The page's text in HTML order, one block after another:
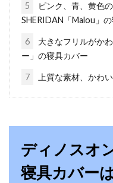
は
5
ピンク、青、黄色
SHERIDAN「Malou」
6
大きなフリルがか
ー」の寝具カバー
7 上質な素材、かわ
ディノスオ
寝具カバー